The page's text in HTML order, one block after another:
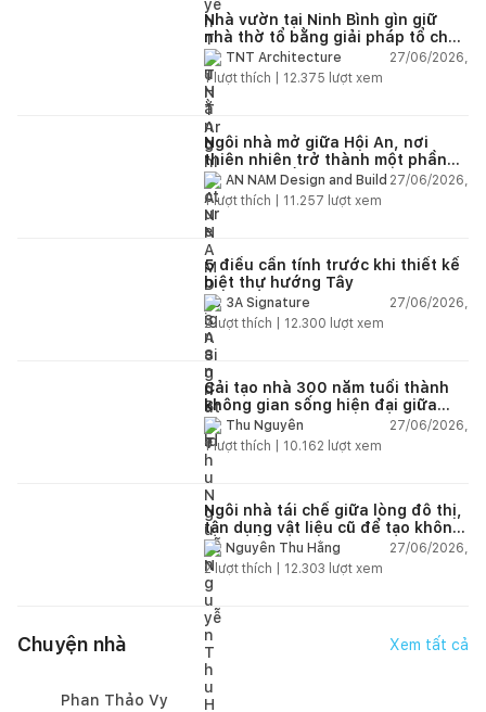
Nhà vườn tại Ninh Bình gìn giữ
nhà thờ tổ bằng giải pháp tổ chức
lại không gian
TNT Architecture
27/06/2026,
1lượt thích | 12.375 lượt xem
Ngôi nhà mở giữa Hội An, nơi
thiên nhiên trở thành một phần
của cuộc sống
AN NAM Design and Build 27/06/2026,
1lượt thích | 11.257 lượt xem
5 điều cần tính trước khi thiết kế
biệt thự hướng Tây
3A Signature
27/06/2026,
2lượt thích | 12.300 lượt xem
Cải tạo nhà 300 năm tuổi thành
không gian sống hiện đại giữa
thiên nhiên
Thu Nguyễn
27/06/2026,
1lượt thích | 10.162 lượt xem
Ngôi nhà tái chế giữa lòng đô thị,
tận dụng vật liệu cũ để tạo không
gian sống linh hoạt
Nguyễn Thu Hằng
27/06/2026,
2lượt thích | 12.303 lượt xem
Chuyện nhà Xem tất cả
Phan Thảo Vy